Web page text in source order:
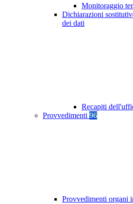
Monitoraggio
Dichiarazioni
dei dati
Recapiti
Provvedimenti 96
Provvedimenti organi